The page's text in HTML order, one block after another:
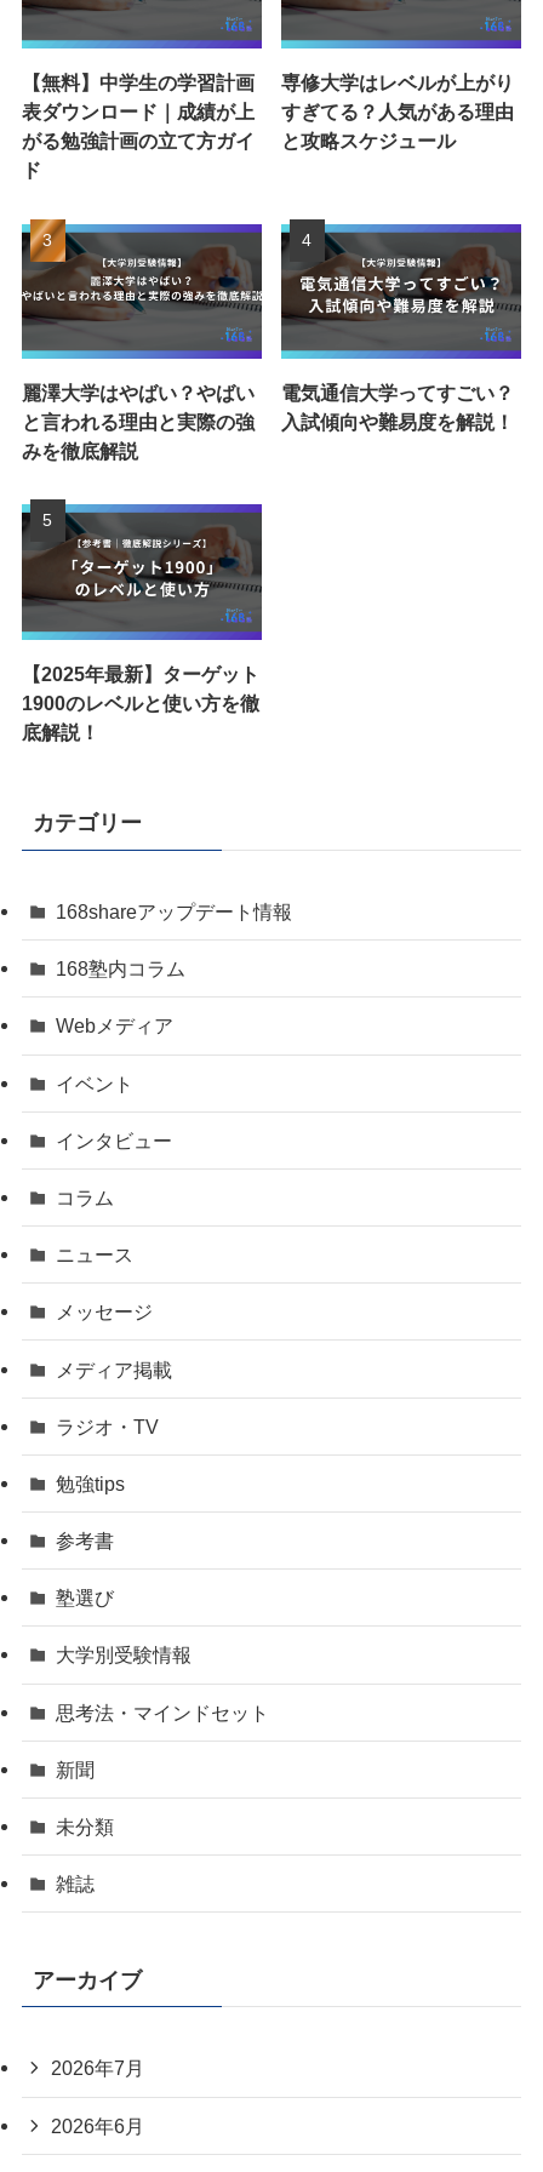
【無料】中学生の学習計画
表ダウンロード｜成績が上
がる勉強計画の立て方ガイ
ド
専修大学はレベルが上がり
すぎてる？人気がある理由
と攻略スケジュール
麗澤大学はやばい？やばい
と言われる理由と実際の強
みを徹底解説
電気通信大学ってすごい？
入試傾向や難易度を解説！
【2025年最新】ターゲット
1900のレベルと使い方を徹
底解説！
カテゴリー
168shareアップデート情報
168塾内コラム
Webメディア
イベント
インタビュー
コラム
ニュース
メッセージ
メディア掲載
ラジオ・TV
勉強tips
参考書
塾選び
大学別受験情報
思考法・マインドセット
新聞
未分類
雑誌
アーカイブ
2026年7月
2026年6月